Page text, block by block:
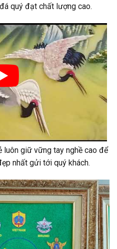
quý đạt chất lượng cao.
luôn giữ vững tay nghề cao để
nhất gửi tới quý khách.